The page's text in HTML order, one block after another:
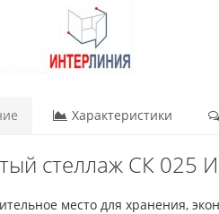
Характеристики
стеллаж СК 025
место для хранения,